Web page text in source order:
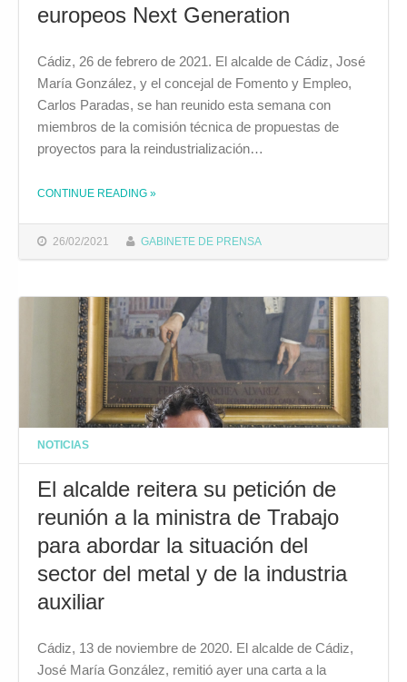
europeos Next Generation
26/02/2021 GABINETE DE PRENSA
Cádiz, 26 de febrero de 2021. El alcalde de Cádiz, José
María González, y el concejal de Fomento y Empleo,
Carlos Paradas, se han reunido esta semana con
miembros de la comisión técnica de propuestas de
proyectos para la reindustrialización…
CONTINUE READING THE "EL ALCALDE RECIBE PROPUESTAS DE IDEAS DE LA SOCIEDAD CIVIL PARA DESARROLLAR CON LOS FONDOS EUROPEOS NEXT GENERATION"
»
NOTICIAS
El alcalde reitera su petición de
reunión a la ministra de Trabajo
para abordar la situación del
sector del metal y de la industria
auxiliar
Cádiz, 13 de noviembre de 2020. El alcalde de Cádiz,
José María González, remitió ayer una carta a la